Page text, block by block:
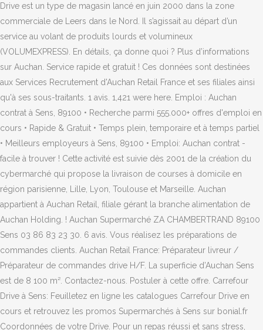
Drive est un type de magasin lancé en juin 2000 dans la zone
commerciale de Leers dans le Nord. Il s’agissait au départ d’un
service au volant de produits lourds et volumineux
(VOLUMEXPRESS). En détails, ça donne quoi ? Plus d’informations
sur Auchan. Service rapide et gratuit ! Ces données sont destinées
aux Services Recrutement d'Auchan Retail France et ses filiales ainsi
qu'à ses sous-traitants. 1 avis. 1,421 were here. Emploi : Auchan
contrat à Sens, 89100 • Recherche parmi 555.000+ offres d'emploi en
cours • Rapide & Gratuit • Temps plein, temporaire et à temps partiel
• Meilleurs employeurs à Sens, 89100 • Emploi: Auchan contrat -
facile à trouver ! Cette activité est suivie dès 2001 de la création du
cybermarché qui propose la livraison de courses à domicile en
région parisienne, Lille, Lyon, Toulouse et Marseille. Auchan
appartient à Auchan Retail, filiale gérant la branche alimentation de
Auchan Holding. ! Auchan Supermarché ZA CHAMBERTRAND 89100
Sens 03 86 83 23 30. 6 avis. Vous réalisez les préparations de
commandes clients. Auchan Retail France: Préparateur livreur /
Préparateur de commandes drive H/F. La superficie d’Auchan Sens
est de 8 100 m². Contactez-nous. Postuler à cette offre. Carrefour
Drive à Sens: Feuilletez en ligne les catalogues Carrefour Drive en
cours et retrouvez les promos Supermarchés à Sens sur bonial.fr
Coordonnées de votre Drive. Pour un repas réussi et sans stress,